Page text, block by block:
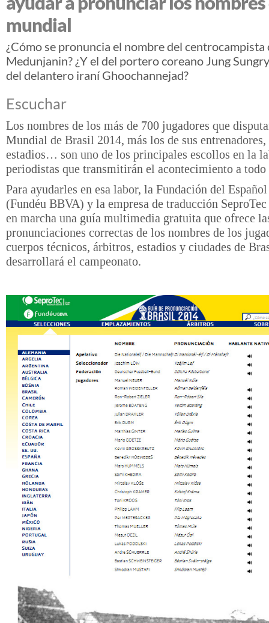
mundial
¿Cómo se pronuncia el nombre del centrocampista
Medunjanin? ¿Y el del portero coreano Jung
del delantero iraní Ghoochannejad?
Escuchar
Los nombres de los más de 700 jugadores que
Mundial de Brasil 2014, más los de sus
estadios… son uno de los principales escollos en la
periodistas que transmitirán el acontecimiento a
Para ayudarles en esa labor, la Fundación del
(Fundéu BBVA) y la empresa de traducción SeproTec
en marcha una guía multimedia gratuita que ofrece
pronunciaciones correctas de los nombres de los
cuerpos técnicos, árbitros, estadios y ciudades de
desarrollará el campeonato.